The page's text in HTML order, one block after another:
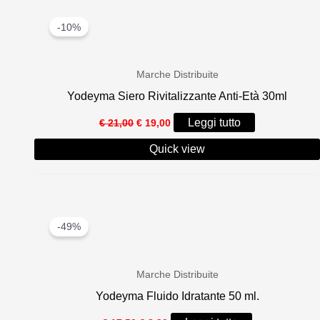
-10%
Marche Distribuite
Yodeyma Siero Rivitalizzante Anti-Età 30ml
€21,00 Il
prezzo
originale
era:
€ 19,00 Il
prezzo
attuale
è:
Leggi tutto
Quick view
-49%
Marche Distribuite
Yodeyma Fluido Idratante 50 ml.
Il
Il